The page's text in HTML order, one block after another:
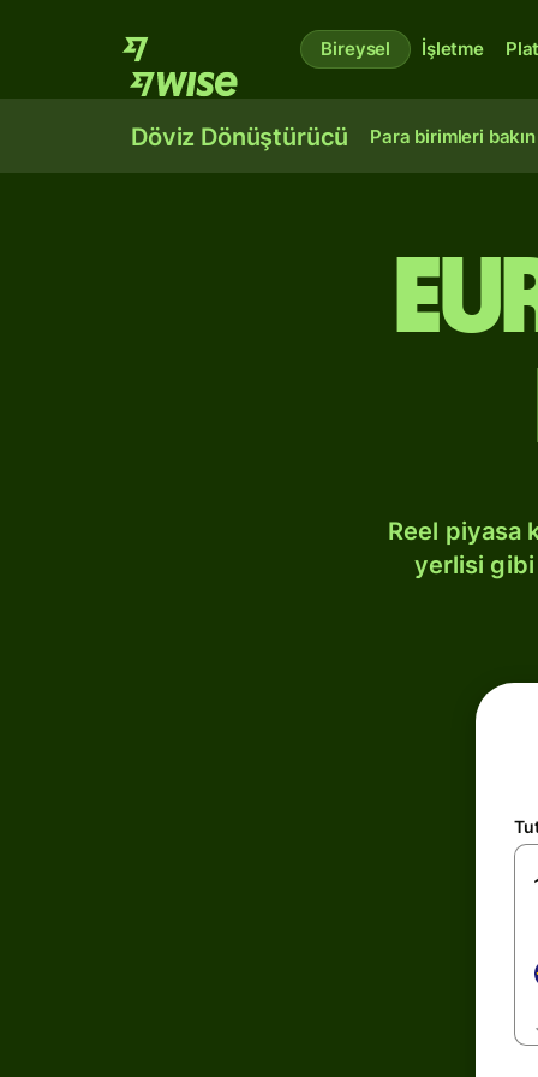
Bireysel İşletme
Döviz Dönüştürücü Para birimleri bakın
Reel piyasa
yerlisi gibi